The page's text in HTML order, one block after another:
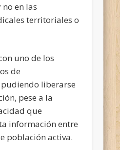
en las
territoriales o
uno de los
de
liberarse
pese a la
que
información entre
población activa.